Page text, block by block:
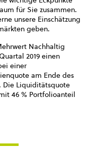
für Sie zusammen.
unsere Einschätzung
geben.
Nachhaltig
2019 einen
einer
am Ende des
Die Liquiditätsquote
46 % Portfolioanteil